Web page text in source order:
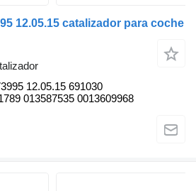
12.05.15 catalizador para coche
12.05.15 691030
013587535 0013609968